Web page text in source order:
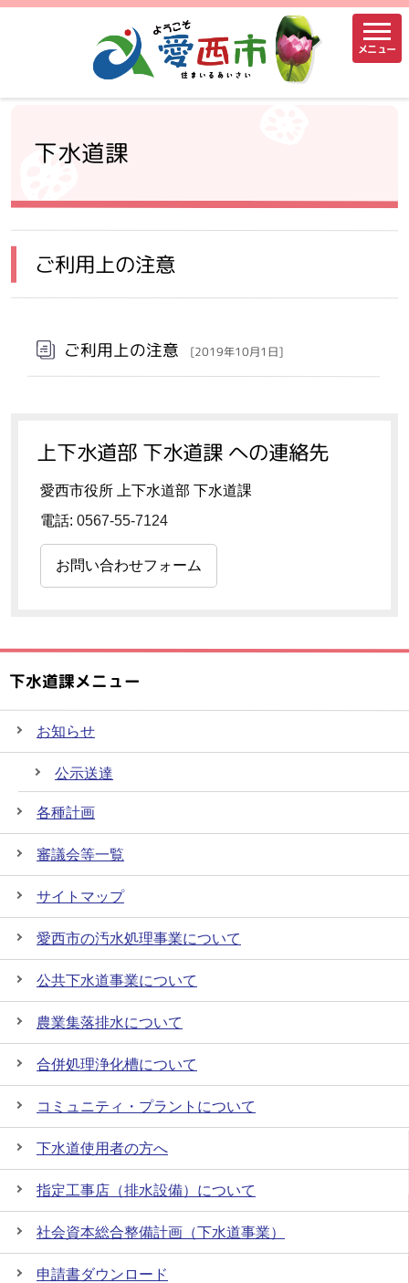
メニュー
下水道課
ご利用上の注意
ご利用上の注意 [2019年10月1日]
上下水道部 下水道課 への連絡先
愛西市役所 上下水道部 下水道課
電話: 0567-55-7124
お問い合わせフォーム
下水道課メニュー
お知らせ
公示送達
各種計画
審議会等一覧
サイトマップ
愛西市の汚水処理事業について
公共下水道事業について
農業集落排水について
合併処理浄化槽について
コミュニティ・プラントについて
下水道使用者の方へ
指定工事店（排水設備）について
社会資本総合整備計画（下水道事業）
申請書ダウンロード